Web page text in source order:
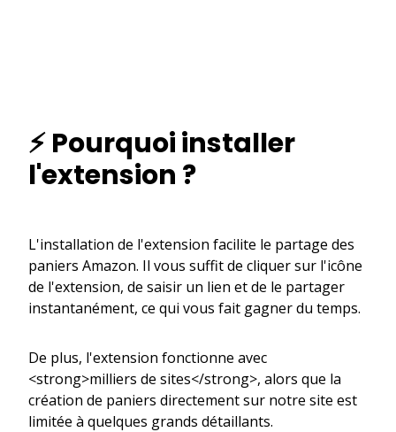
⚡ Pourquoi installer
l'extension ?
L'installation de l'extension facilite le partage des
paniers Amazon. Il vous suffit de cliquer sur l'icône
de l'extension, de saisir un lien et de le partager
instantanément, ce qui vous fait gagner du temps.
De plus, l'extension fonctionne avec
<strong>milliers de sites</strong>, alors que la
création de paniers directement sur notre site est
limitée à quelques grands détaillants.